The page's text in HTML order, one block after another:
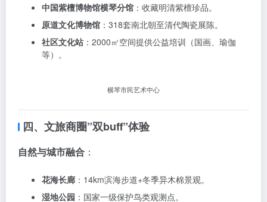
中国紫檀博物馆横琴分馆 ：收藏明清紫檀珍品。
原道文化博物馆 ：318套南北朝至清代陶瓷展陈。
社区文化站 ：2000㎡空间提供公益培训（国画、瑜伽
等）。
横琴市民艺术中心
四、文旅商圈”双buff”体验
自然与城市融合 ：
花海长廊 ：14km滨海步道+冬季异木棉景观。
湿地公园 ：国家一级保护鸟类观测点。